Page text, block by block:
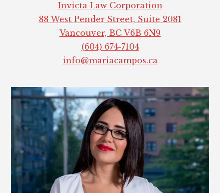
Invicta Law Corporation
88 West Pender Street, Suite 2081
Vancouver, BC V6B 6N9
(604) 674-7104
info@mariacampos.ca